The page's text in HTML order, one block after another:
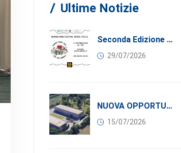
Ultime Notizie
Seconda Edizione Di MANGIA. DONA. AMA: Quando La Gastronomia Incontra La Solidarietà, 11 Settembre 2026
29/07/2026
NUOVA OPPORTUNITÀ DI BUSINESS PER I SOCI DI CONFINDUSTRIA SERBIA: Affitasi Un Moderno Capannone Industriale A Pančevo – 1.200 M² Nella Zona Industriale
15/07/2026